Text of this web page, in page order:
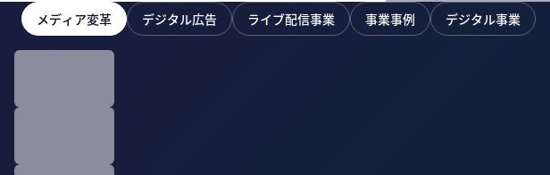
メディア変革 デジタル広告 ライブ配信事業 事業事例 デジタル事業